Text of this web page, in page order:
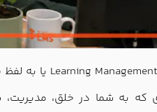
که به شما در خلق، مدیریت،